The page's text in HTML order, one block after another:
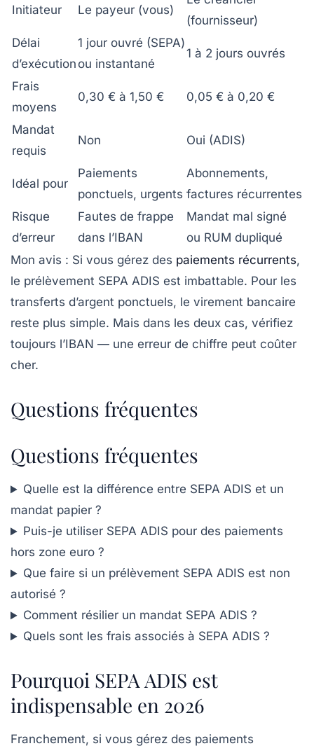
Initiateur Le payeur (vous)
(fournisseur)
Délai
d’exécution
1 jour ouvré (SEPA)
ou instantané
1 à 2 jours ouvrés
Frais
moyens
0,30 € à 1,50 € 0,05 € à 0,20 €
Mandat
requis
Non Oui (ADIS)
Idéal pour
Paiements
ponctuels, urgents
Abonnements,
factures récurrentes
Risque
d’erreur
Fautes de frappe
dans l’IBAN
Mandat mal signé
ou RUM dupliqué
Mon avis : Si vous gérez des paiements récurrents,
le prélèvement SEPA ADIS est imbattable. Pour les
transferts d’argent ponctuels, le virement bancaire
reste plus simple. Mais dans les deux cas, vérifiez
toujours l’IBAN — une erreur de chiffre peut coûter
cher.
Questions fréquentes
Questions fréquentes
Quelle est la différence entre SEPA ADIS et un
mandat papier ?
Puis-je utiliser SEPA ADIS pour des paiements
hors zone euro ?
Que faire si un prélèvement SEPA ADIS est non
autorisé ?
Comment résilier un mandat SEPA ADIS ?
Quels sont les frais associés à SEPA ADIS ?
Pourquoi SEPA ADIS est
indispensable en 2026
Franchement, si vous gérez des paiements